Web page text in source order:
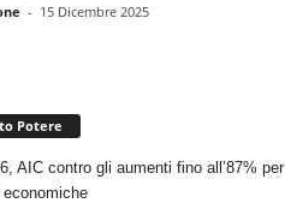
- 15 Dicembre 2025
Potere
AIC contro gli aumenti fino all’87% per